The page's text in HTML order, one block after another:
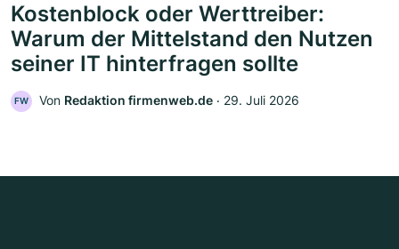
Kostenblock oder Werttreiber:
Warum der Mittelstand den Nutzen
seiner IT hinterfragen sollte
FW Von Redaktion firmenweb.de ‧ 29. Juli 2026